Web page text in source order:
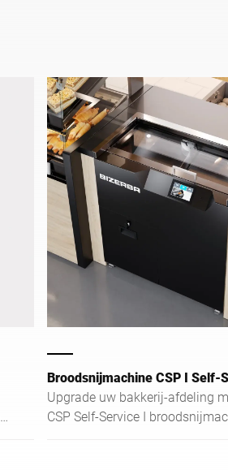
Broodsnijmachine CSP I Self-
Upgrade uw bakkerij-afdeling
CSP Self-Service I